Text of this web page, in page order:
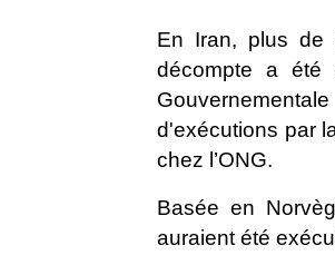
En Iran, plus de
décompte a été
d'exécutions par
chez l’ONG.
Basée en
auraient été